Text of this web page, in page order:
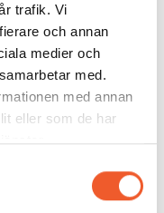
trafik. Vi
och annan
medier och
med.
med annan
eller som de har
förvaltning
driftstrategier
på de
som präglar
restaurerings-
värdefulla
kan